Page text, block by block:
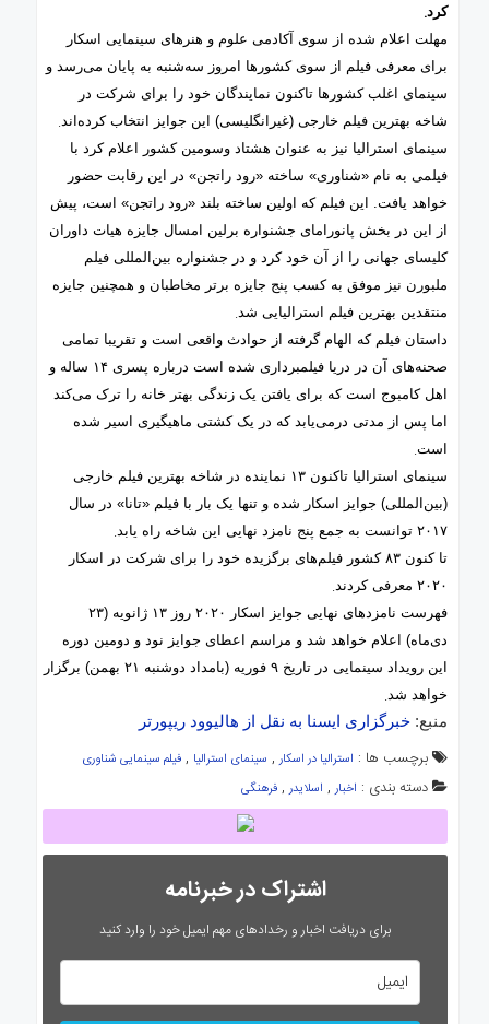
کرد.
مهلت اعلام شده از سوی آکادمی علوم و هنرهای سینمایی اسکار
برای معرفی فیلم از سوی کشورها امروز سه‌شنبه به پایان می‌رسد و
سینمای اغلب کشورها تاکنون نمایندگان خود را برای شرکت در
شاخه بهترین فیلم خارجی (غیرانگلیسی) این جوایز انتخاب کرده‌اند.
سینمای استرالیا نیز به عنوان هشتاد وسومین کشور اعلام کرد با
فیلمی به نام «شناوری» ساخته «رود راتجن» در این رقابت حضور
خواهد یافت. این فیلم که اولین ساخته بلند «رود راتجن» است، پیش
از این در بخش پانورامای جشنواره برلین امسال جایزه هیات داوران
کلیسای جهانی را از آن خود کرد و در جشنواره بین‌المللی فیلم
ملبورن نیز موفق به کسب پنج جایزه برتر مخاطبان و همچنین جایزه
منتقدین بهترین فیلم استرالیایی شد.
داستان فیلم که الهام گرفته از حوادث واقعی است و تقریبا تمامی
صحنه‌های آن در دریا فیلمبرداری شده است درباره پسری ۱۴ ساله و
اهل کامبوج است که برای یافتن یک زندگی بهتر خانه را ترک می‌کند
اما پس از مدتی درمی‌یابد که در یک کشتی ماهیگیری اسیر شده
است.
سینمای استرالیا تاکنون ۱۳ نماینده در شاخه بهترین فیلم خارجی
(بین‌المللی) جوایز اسکار شده و تنها یک بار با فیلم «تانا» در سال
۲۰۱۷توانست به جمع پنج نامزد نهایی این شاخه راه یابد.
تا کنون ۸۳کشور فیلم‌های برگزیده خود را برای شرکت در اسکار
۲۰۲۰معرفی کردند.
فهرست نامزدهای نهایی جوایز اسکار ۲۰۲۰روز ۱۳ ژانویه (۲۳
دی‌ماه) اعلام خواهد شد و مراسم اعطای جوایز نود و دومین دوره
این رویداد سینمایی در تاریخ ۹فوریه (بامداد دوشنبه ۲۱بهمن) برگزار
خواهد شد.
منبع: خبرگزاری ایسنا به نقل از هالیوود ریپورتر
برچسب ها : استرالیا در اسکار, سینمای استرالیا , فیلم سینمایی شناوری
دسته بندی : اخبار, اسلایدر, فرهنگی
اشتراک در خبرنامه
برای دریافت اخبار و رخدادهای مهم ایمیل خود را وارد کنید